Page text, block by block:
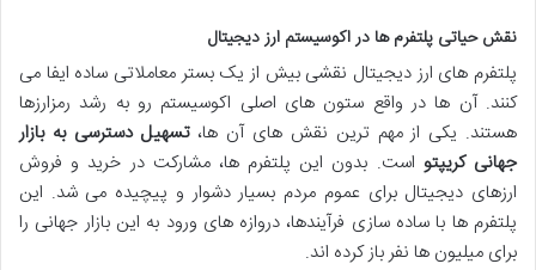
نقش حیاتی پلتفرم ها در اکوسیستم ارز دیجیتال
پلتفرم های ارز دیجیتال نقشی بیش از یک بستر معاملاتی ساده ایفا می
کنند. آن ها در واقع ستون های اصلی اکوسیستم رو به رشد رمزارزها
هستند. یکی از مهم ترین نقش های آن ها،تسهیل دسترسی به بازار
جهانی کریپتو است. بدون این پلتفرم ها، مشارکت در خرید و فروش
ارزهای دیجیتال برای عموم مردم بسیار دشوار و پیچیده می شد. این
پلتفرم ها با ساده سازی فرآیندها، دروازه های ورود به این بازار جهانی را
برای میلیون ها نفر باز کرده اند.